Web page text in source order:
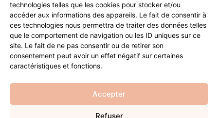
technologies telles que les cookies pour stocker et/ou
accéder aux informations des appareils. Le fait de consentir à
ces technologies nous permettra de traiter des données telles
que le comportement de navigation ou les ID uniques sur ce
site. Le fait de ne pas consentir ou de retirer son
consentement peut avoir un effet négatif sur certaines
caractéristiques et fonctions.
Accepter
Refuser
Contact
20B Grand Rue 68180 Horbourg-Wihr
06 84 93 03 01
contact@valentinepoulain.com